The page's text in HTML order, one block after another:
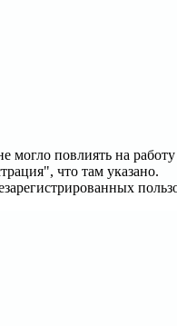
повлиять на
что там указано.